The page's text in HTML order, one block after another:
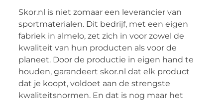
Skor.nl is niet zomaar een leverancier van
sportmaterialen. Dit bedrijf, met een eigen
fabriek in almelo, zet zich in voor zowel de
kwaliteit van hun producten als voor de
planeet. Door de productie in eigen hand te
houden, garandeert skor.nl dat elk product
dat je koopt, voldoet aan de strengste
kwaliteitsnormen. En dat is nog maar het